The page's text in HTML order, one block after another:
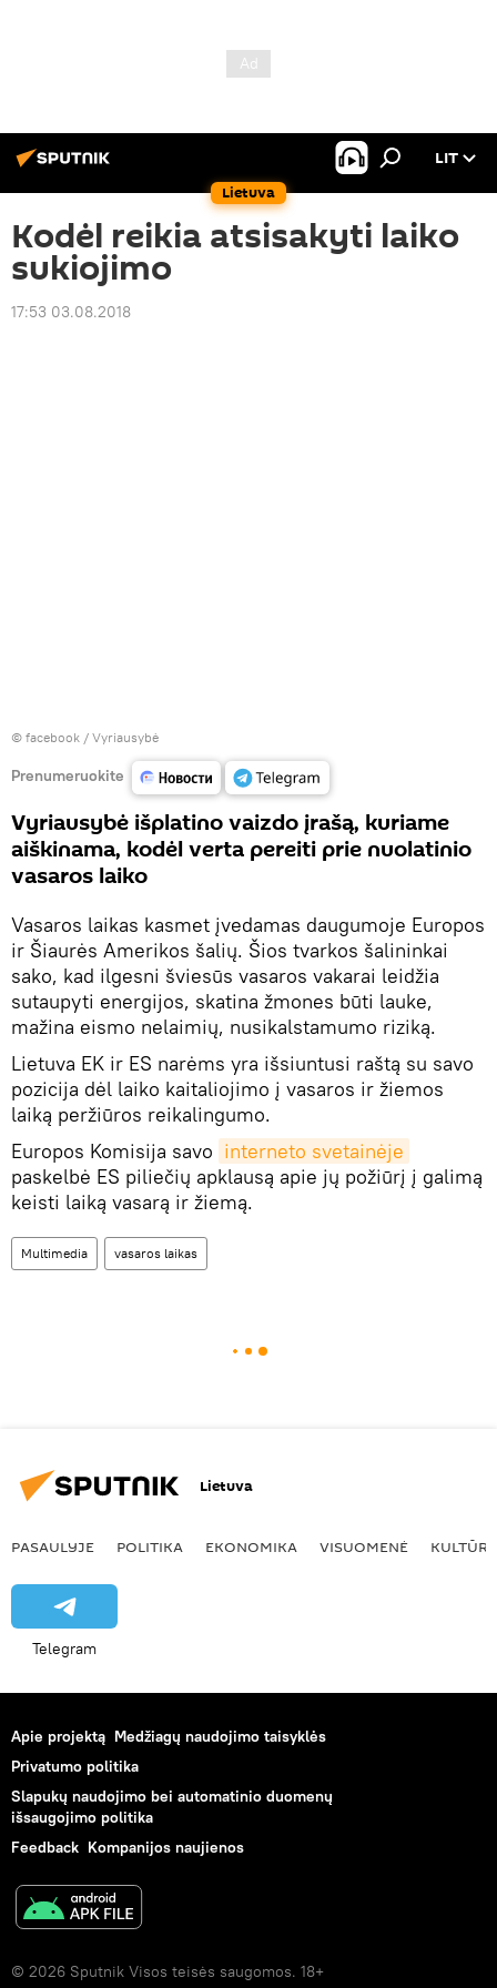
Lietuva
LIT
Kodėl reikia atsisakyti laiko
sukiojimo
17:53 03.08.2018
© facebook / Vyriausybė
Prenumeruokite
Vyriausybė išplatino vaizdo įrašą, kuriame
aiškinama, kodėl verta pereiti prie nuolatinio
vasaros laiko
Vasaros laikas kasmet įvedamas daugumoje Europos
ir Šiaurės Amerikos šalių. Šios tvarkos šalininkai
sako, kad ilgesni šviesūs vasaros vakarai leidžia
sutaupyti energijos, skatina žmones būti lauke,
mažina eismo nelaimių, nusikalstamumo riziką.
Lietuva EK ir ES narėms yra išsiuntusi raštą su savo
pozicija dėl laiko kaitaliojimo į vasaros ir žiemos
laiką peržiūros reikalingumo.
Europos Komisija savo interneto svetainėje
paskelbė ES piliečių apklausą apie jų požiūrį į galimą
keisti laiką vasarą ir žiemą.
Multimedia vasaros laikas
Lietuva
PASAULYJE POLITIKA EKONOMIKA VISUOMENĖ KULTŪRA
Telegram
Apie projektą Medžiagų naudojimo taisyklės
Privatumo politika
Slapukų naudojimo bei automatinio duomenų
išsaugojimo politika
Feedback Kompanijos naujienos
© 2026 Sputnik Visos teisės saugomos. 18+